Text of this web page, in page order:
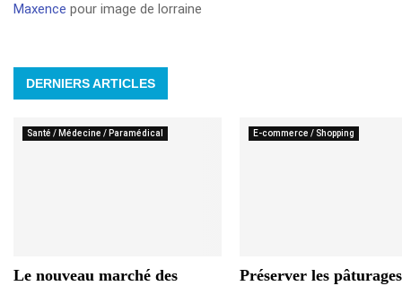
Maxence pour image de lorraine
DERNIERS ARTICLES
Santé / Médecine / Paramédical
Le nouveau marché des
E-commerce / Shopping
Préserver les